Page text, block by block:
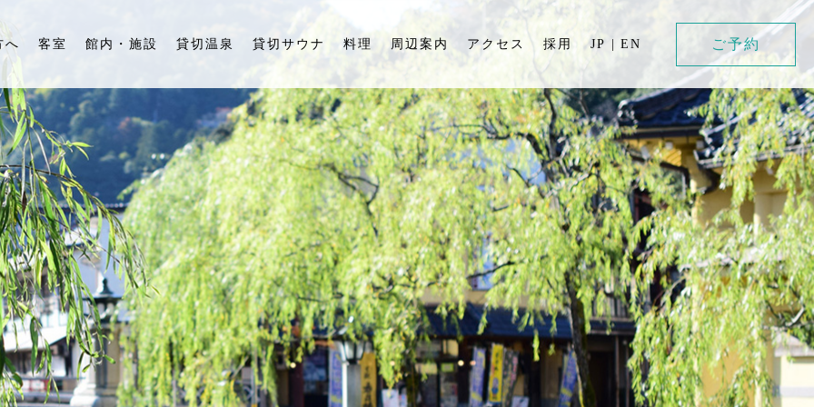
へ 客室 館内・施設 貸切温泉 貸切サウナ 料理 周辺案内 アクセス 採用 JP EN ご予約